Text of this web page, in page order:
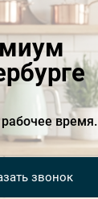
время.
звонок